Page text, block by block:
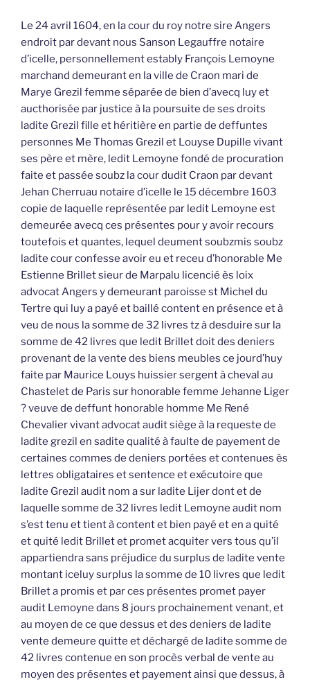
Le 24 avril 1604, en la cour du roy notre sire Angers
endroit par devant nous Sanson Legauffre notaire
d’icelle, personnellement estably François Lemoyne
marchand demeurant en la ville de Craon mari de
Marye Grezil femme séparée de bien d’avecq luy et
aucthorisée par justice à la poursuite de ses droits
ladite Grezil fille et héritière en partie de deffuntes
personnes Me Thomas Grezil et Louyse Dupille vivant
ses père et mère, ledit Lemoyne fondé de procuration
faite et passée soubz la cour dudit Craon par devant
Jehan Cherruau notaire d’icelle le 15 décembre 1603
copie de laquelle représentée par ledit Lemoyne est
demeurée avecq ces présentes pour y avoir recours
toutefois et quantes, lequel deument soubzmis soubz
ladite cour confesse avoir eu et receu d’honorable Me
Estienne Brillet sieur de Marpalu licencié ès loix
advocat Angers y demeurant paroisse st Michel du
Tertre qui luy a payé et baillé content en présence et à
veu de nous la somme de 32 livres tz à desduire sur la
somme de 42 livres que ledit Brillet doit des deniers
provenant de la vente des biens meubles ce jourd’huy
faite par Maurice Louys huissier sergent à cheval au
Chastelet de Paris sur honorable femme Jehanne Liger
? veuve de deffunt honorable homme Me René
Chevalier vivant advocat audit siège à la requeste de
ladite grezil en sadite qualité à faulte de payement de
certaines commes de deniers portées et contenues ès
lettres obligataires et sentence et exécutoire que
ladite Grezil audit nom a sur ladite Lijer dont et de
laquelle somme de 32 livres ledit Lemoyne audit nom
s’est tenu et tient à content et bien payé et en a quité
et quité ledit Brillet et promet acquiter vers tous qu’il
appartiendra sans préjudice du surplus de ladite vente
montant iceluy surplus la somme de 10 livres que ledit
Brillet a promis et par ces présentes promet payer
audit Lemoyne dans 8 jours prochainement venant, et
au moyen de ce que dessus et des deniers de ladite
vente demeure quitte et déchargé de ladite somme de
42 livres contenue en son procès verbal de vente au
moyen des présentes et payement ainsi que dessus, à